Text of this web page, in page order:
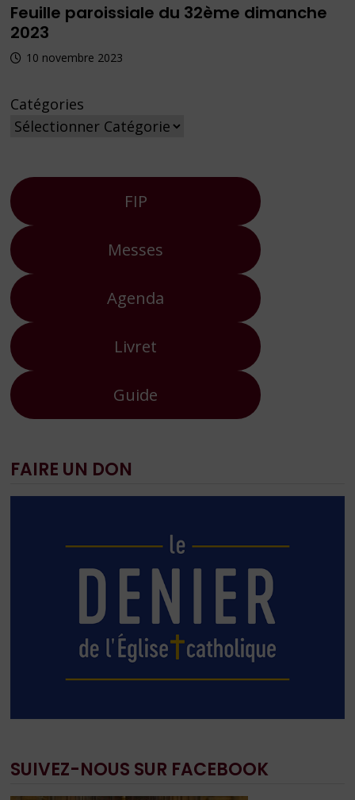
Feuille paroissiale du 32ème dimanche
2023
10 novembre 2023
Catégories
FIP
Messes
Agenda
Livret
Guide
FAIRE UN DON
SUIVEZ-NOUS SUR FACEBOOK